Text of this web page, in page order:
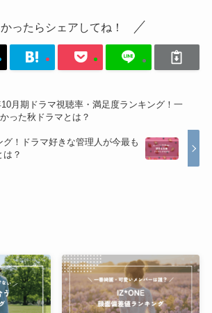
ったらシェアしてね！
月期ドラマ視聴率・満足度ランキング！一
った秋ドラマとは？
！ドラマ好きな管理人が今最も
？